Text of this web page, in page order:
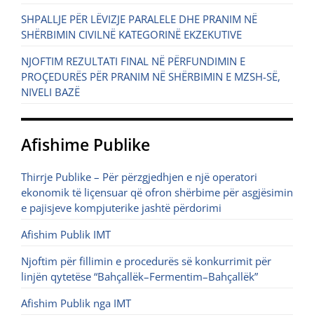
SHPALLJE PËR LËVIZJE PARALELE DHE PRANIM NË
SHËRBIMIN CIVILNË KATEGORINË EKZEKUTIVE
NJOFTIM REZULTATI FINAL NË PËRFUNDIMIN E
PROÇEDURËS PËR PRANIM NË SHËRBIMIN E MZSH-SË,
NIVELI BAZË
Afishime Publike
Thirrje Publike – Për përzgjedhjen e një operatori
ekonomik të liçensuar që ofron shërbime për asgjësimin
e pajisjeve kompjuterike jashtë përdorimi
Afishim Publik IMT
Njoftim për fillimin e procedurës së konkurrimit për
linjën qytetëse “Bahçallëk–Fermentim–Bahçallëk”
Afishim Publik nga IMT